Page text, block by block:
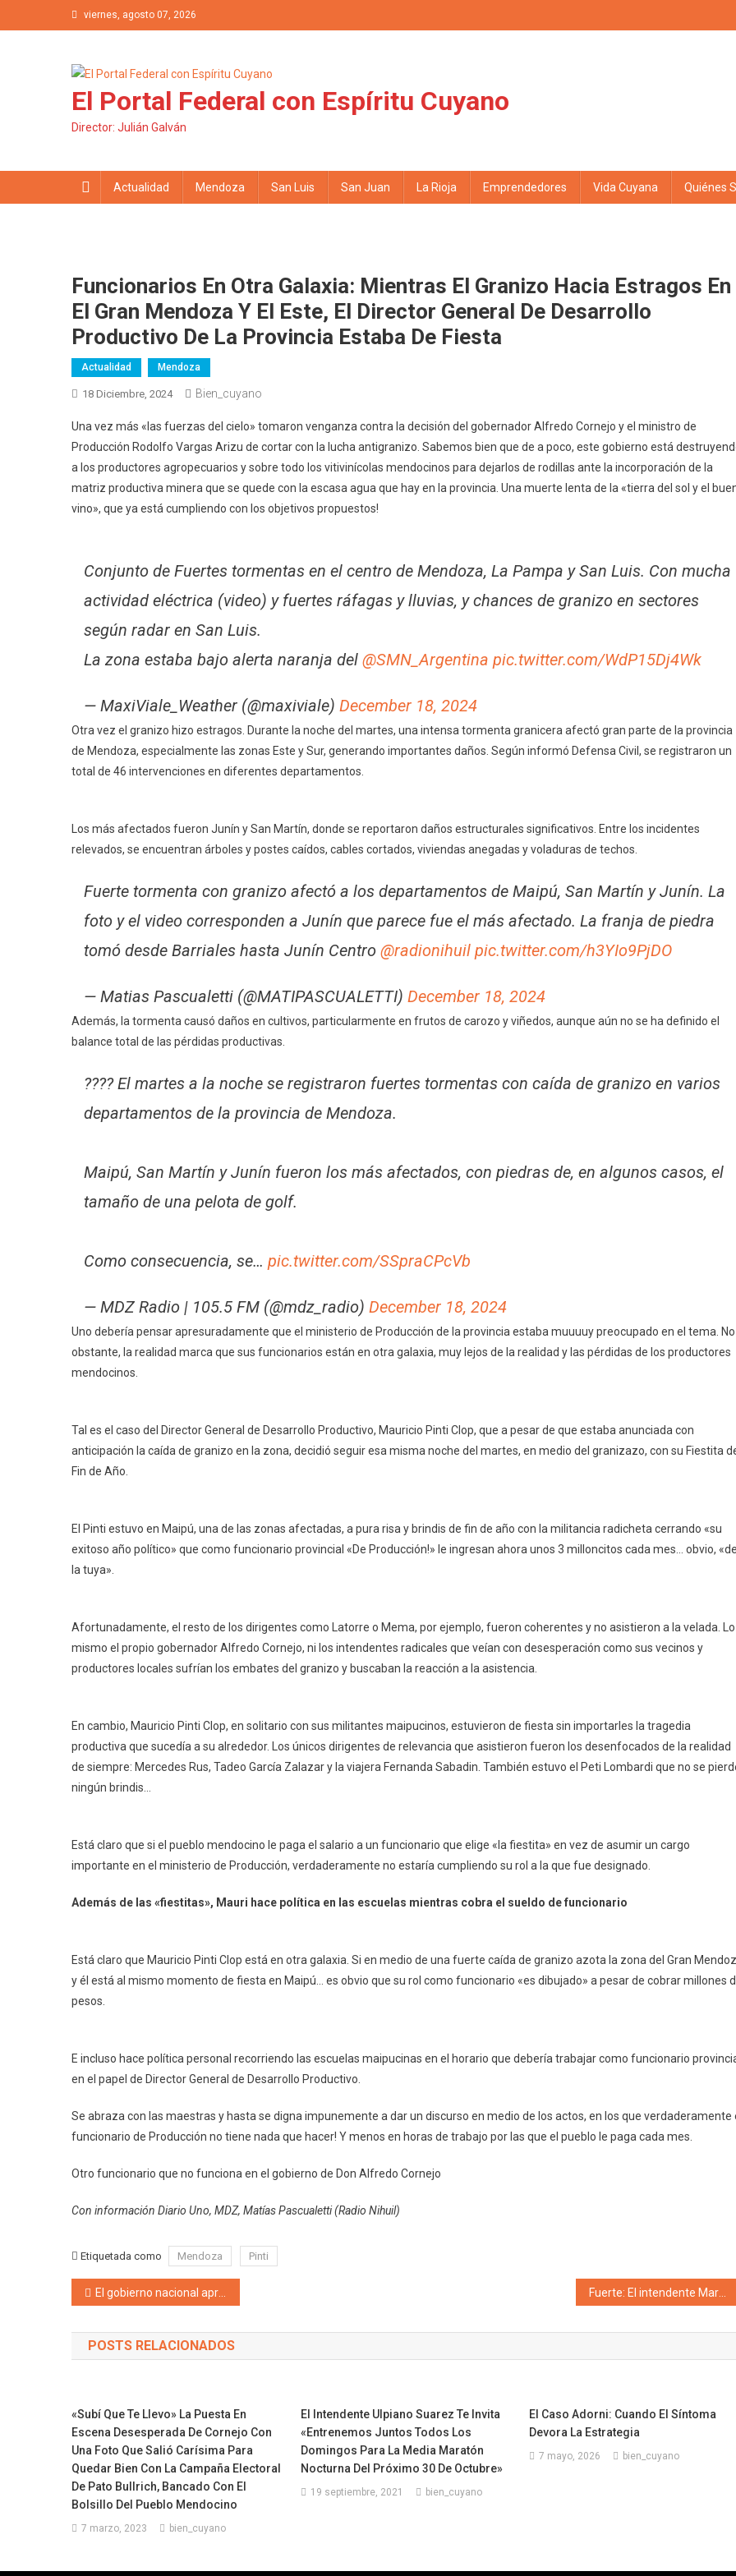
Saltar al contenidoviernes, agosto 07, 2026
El Portal Federal con Espíritu Cuyano
Director: Julián Galván
Actualidad Mendoza San Luis San Juan La Rioja Emprendedores Vida Cuyana Quiénes
Funcionarios En Otra Galaxia: Mientras El Granizo Hacia Estragos En
El Gran Mendoza Y El Este, El Director General De Desarrollo
Productivo De La Provincia Estaba De Fiesta
Actualidad Mendoza
18 Diciembre, 2024 Bien_cuyano
Una vez más «las fuerzas del cielo» tomaron venganza contra la decisión del gobernador Alfredo Cornejo y el ministro de
Producción Rodolfo Vargas Arizu de cortar con la lucha antigranizo. Sabemos bien que de a poco, este gobierno está
a los productores agropecuarios y sobre todo los vitivinícolas mendocinos para dejarlos de rodillas ante la incorporación de la
matriz productiva minera que se quede con la escasa agua que hay en la provincia. Una muerte lenta de la «tierra del sol y el
vino», que ya está cumpliendo con los objetivos propuestos!
Conjunto de Fuertes tormentas en el centro de Mendoza, La Pampa y San Luis. Con mucha
actividad eléctrica (video) y fuertes ráfagas y lluvias, y chances de granizo en sectores
según radar en San Luis.
La zona estaba bajo alerta naranja del @SMN_Argentina pic.twitter.com/WdP15Dj4Wk
— MaxiViale_Weather (@maxiviale) December 18, 2024
Otra vez el granizo hizo estragos. Durante la noche del martes, una intensa tormenta granicera afectó gran parte de la provincia
de Mendoza, especialmente las zonas Este y Sur, generando importantes daños. Según informó Defensa Civil, se registraron un
total de 46 intervenciones en diferentes departamentos.
Los más afectados fueron Junín y San Martín, donde se reportaron daños estructurales significativos. Entre los incidentes
relevados, se encuentran árboles y postes caídos, cables cortados, viviendas anegadas y voladuras de techos.
Fuerte tormenta con granizo afectó a los departamentos de Maipú, San Martín y Junín. La
foto y el video corresponden a Junín que parece fue el más afectado. La franja de piedra
tomó desde Barriales hasta Junín Centro @radionihuil pic.twitter.com/h3YIo9PjDO
— Matias Pascualetti (@MATIPASCUALETTI) December 18, 2024
Además, la tormenta causó daños en cultivos, particularmente en frutos de carozo y viñedos, aunque aún no se ha definido el
balance total de las pérdidas productivas.
???? El martes a la noche se registraron fuertes tormentas con caída de granizo en varios
departamentos de la provincia de Mendoza.
Maipú, San Martín y Junín fueron los más afectados, con piedras de, en algunos casos, el
tamaño de una pelota de golf.
Como consecuencia, se… pic.twitter.com/SSpraCPcVb
— MDZ Radio | 105.5 FM (@mdz_radio) December 18, 2024
Uno debería pensar apresuradamente que el ministerio de Producción de la provincia estaba muuuuy preocupado en el tema. No
obstante, la realidad marca que sus funcionarios están en otra galaxia, muy lejos de la realidad y las pérdidas de los productores
mendocinos.
Tal es el caso del Director General de Desarrollo Productivo, Mauricio Pinti Clop, que a pesar de que estaba anunciada con
anticipación la caída de granizo en la zona, decidió seguir esa misma noche del martes, en medio del granizazo, con su Fiestita
Fin de Año.
El Pinti estuvo en Maipú, una de las zonas afectadas, a pura risa y brindis de fin de año con la militancia radicheta cerrando «su
exitoso año político» que como funcionario provincial «De Producción!» le ingresan ahora unos 3 milloncitos cada mes… obvio,
la tuya».
Afortunadamente, el resto de los dirigentes como Latorre o Mema, por ejemplo, fueron coherentes y no asistieron a la velada. Lo
mismo el propio gobernador Alfredo Cornejo, ni los intendentes radicales que veían con desesperación como sus vecinos y
productores locales sufrían los embates del granizo y buscaban la reacción a la asistencia.
En cambio, Mauricio Pinti Clop, en solitario con sus militantes maipucinos, estuvieron de fiesta sin importarles la tragedia
productiva que sucedía a su alrededor. Los únicos dirigentes de relevancia que asistieron fueron los desenfocados de la realidad
de siempre: Mercedes Rus, Tadeo García Zalazar y la viajera Fernanda Sabadin. También estuvo el Peti Lombardi que no se
ningún brindis…
Está claro que si el pueblo mendocino le paga el salario a un funcionario que elige «la fiestita» en vez de asumir un cargo
importante en el ministerio de Producción, verdaderamente no estaría cumpliendo su rol a la que fue designado.
Además de las «fiestitas», Mauri hace política en las escuelas mientras cobra el sueldo de funcionario
Está claro que Mauricio Pinti Clop está en otra galaxia. Si en medio de una fuerte caída de granizo azota la zona del Gran
y él está al mismo momento de fiesta en Maipú… es obvio que su rol como funcionario «es dibujado» a pesar de cobrar millones
pesos.
E incluso hace política personal recorriendo las escuelas maipucinas en el horario que debería trabajar como funcionario
en el papel de Director General de Desarrollo Productivo.
Se abraza con las maestras y hasta se digna impunemente a dar un discurso en medio de los actos, en los que verdaderamente
funcionario de Producción no tiene nada que hacer! Y menos en horas de trabajo por las que el pueblo le paga cada mes.
Otro funcionario que no funciona en el gobierno de Don Alfredo Cornejo
Con información Diario Uno, MDZ, Matías Pascualetti (Radio Nihuil)
Etiquetada como Mendoza Pinti
Navegación de entradas
El gobierno nacional aprobó millonarios contratos con casi todas las encuestadoras argentinas para que midan la gestión de Milei
POSTS RELACIONADOS
«Subí Que Te Llevo» La Puesta En
Escena Desesperada De Cornejo Con
Una Foto Que Salió Carísima Para
Quedar Bien Con La Campaña Electoral
De Pato Bullrich, Bancado Con El
Bolsillo Del Pueblo Mendocino
7 marzo, 2023 bien_cuyano
El Intendente Ulpiano Suarez Te Invita
«Entrenemos Juntos Todos Los
Domingos Para La Media Maratón
Nocturna Del Próximo 30 De Octubre»
19 septiembre, 2021 bien_cuyano
El Caso Adorni: Cuando El Síntoma
Devora La Estrategia
7 mayo, 2026 bien_cuyano